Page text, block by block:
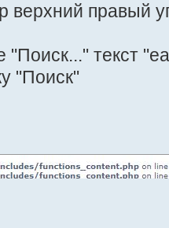
верхний правый
текст
"Поиск"